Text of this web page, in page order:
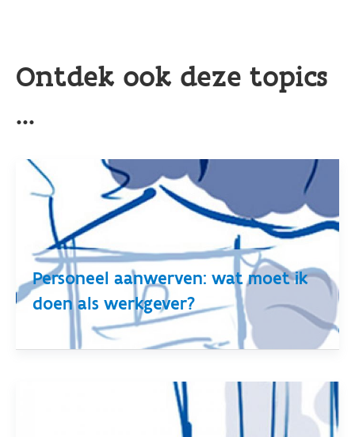
Ontdek ook deze topics
...
Personeel aanwerven: wat moet ik
doen als werkgever?